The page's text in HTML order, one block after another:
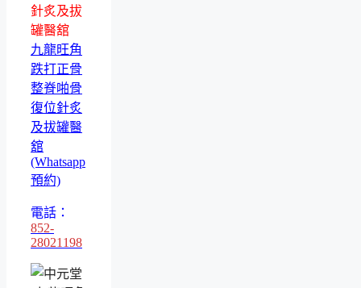
針炙及拔
罐醫舘
九龍旺角
跌打正骨
整脊啪骨
復位針炙
及拔罐醫
舘
(Whatsapp
預約)
電話：
852-
28021198